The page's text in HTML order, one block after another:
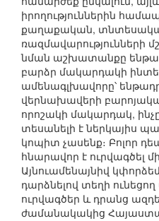
իրողություններին
քաղաքական,
ռազմավարությունների
նման աշխատանքը
բարձր մակարդակի
ամենագլխավորը՝
վերնախավերի
որոշակի մակարդակ,
տեսանելի է ներկայիս
կոպիտ չասենք։ Բոլոր
հնարավոր է ուրվագծել
Այնուամենայնիվ
դարձնելով տեղի
ուրվագծեր և դրանց
ժամանակակից